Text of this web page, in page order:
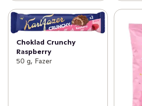
Choklad Crunchy
Raspberry
50 g, Fazer